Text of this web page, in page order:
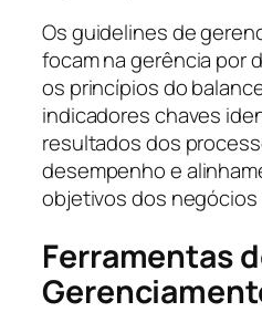
Os guidelines de
focam na gerência por
os princípios do
indicadores chaves
resultados dos
desempenho e
objetivos dos negócios
Ferramentas